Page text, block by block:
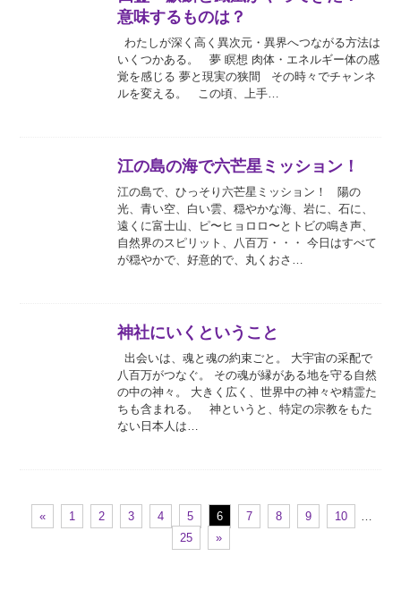
意味するものは？
わたしが深く高く異次元・異界へつながる方法は
いくつかある。 夢 瞑想 肉体・エネルギー体の感
覚を感じる 夢と現実の狭間 その時々でチャンネ
ルを変える。 この頃、上手…
江の島の海で六芒星ミッション！
江の島で、ひっそり六芒星ミッション！ 陽の
光、青い空、白い雲、穏やかな海、岩に、石に、
遠くに富士山、ピ〜ヒョロロ〜とトビの鳴き声、
自然界のスピリット、八百万・・・ 今日はすべて
が穏やかで、好意的で、丸くおさ…
神社にいくということ
出会いは、魂と魂の約束ごと。 大宇宙の采配で
八百万がつなぐ。 その魂が縁がある地を守る自然
の中の神々。 大きく広く、世界中の神々や精霊た
ちも含まれる。 神というと、特定の宗教をもた
ない日本人は…
« 1 2 3 4 5 6 7 8 9 10
…
25
»